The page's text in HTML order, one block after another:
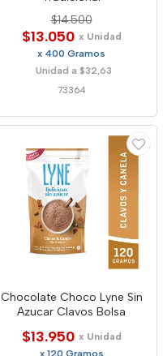
$14.500
$13.050 x Unidad
x 400 Gramos
Unidad a $32,63
73364
Chocolate Choco Lyne Sin
Azucar Clavos Bolsa
$13.950 x Unidad
x 120 Gramos